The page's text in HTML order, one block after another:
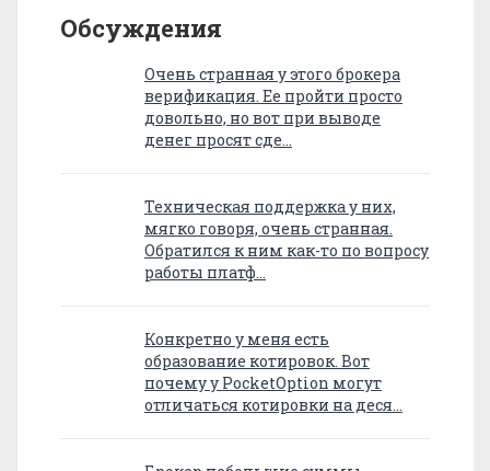
Обсуждения
Очень странная у этого брокера
верификация. Ее пройти просто
довольно, но вот при выводе
денег просят сде…
Техническая поддержка у них,
мягко говоря, очень странная.
Обратился к ним как-то по вопросу
работы платф…
Конкретно у меня есть
образование котировок. Вот
почему у PocketOption могут
отличаться котировки на деся…